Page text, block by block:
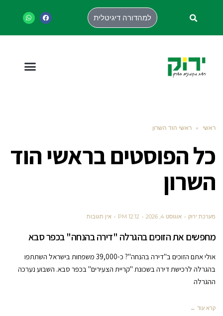
למהדורה דיגיטלית
ראשי » ראשי הוד השרון
כל הפוסטים בראשי הוד
השרון
מערכת ירוק אוגוסט 4, 2026 12:12 PM אין תגובות
מחפשים את הזוכים בהגרלה "דירה בהנחה" בכפר סבא
אולי אתם הזוכים ב"דירה בהנחה"? כ-39,000 משפחות בישראל השתתפו
בהגרלה לרכישת דירה בשכונת "קריית הצעירים" בכפר סבא. השבוע נערכה
ההגרלה
קרא עוד ←